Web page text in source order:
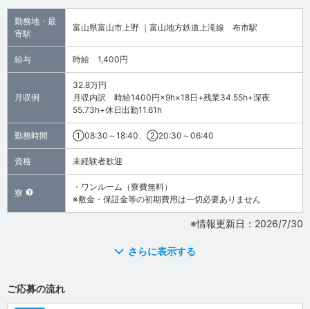
勤務地・最
寄駅
富山県富山市上野 ｜富山地方鉄道上滝線 布市駅
給与 時給 1,400円
月収例
32.8万円
月収内訳 時給1400円×9h×18日+残業34.55h+深夜
55.73h+休日出勤11.61h
勤務時間 ①08:30～18:40、②20:30～06:40
資格 未経験者歓迎
寮
・ワンルーム（寮費無料）
※敷金・保証金等の初期費用は一切必要ありません
※情報更新日：2026/7/30
さらに表示する
ご応募の流れ